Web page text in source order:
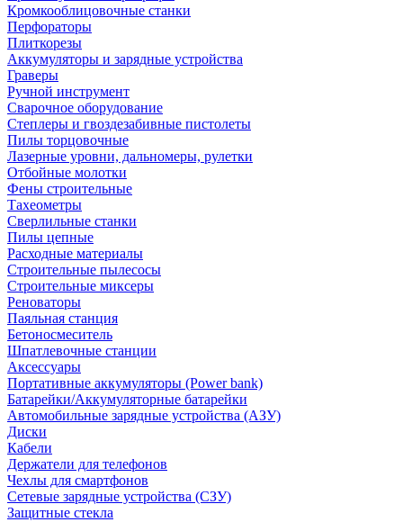
Кромкооблицовочные станки
Перфораторы
Плиткорезы
Аккумуляторы и зарядные устройства
Граверы
Ручной инструмент
Сварочное оборудование
Степлеры и гвоздезабивные пистолеты
Пилы торцовочные
Лазерные уровни, дальномеры, рулетки
Отбойные молотки
Фены строительные
Тахеометры
Сверлильные станки
Пилы цепные
Расходные материалы
Строительные пылесосы
Строительные миксеры
Реноваторы
Паяльная станция
Бетоносмеситель
Шпатлевочные станции
Аксессуары
Портативные аккумуляторы (Power bank)
Батарейки/Аккумуляторные батарейки
Автомобильные зарядные устройства (АЗУ)
Диски
Кабели
Держатели для телефонов
Чехлы для смартфонов
Сетевые зарядные устройства (СЗУ)
Защитные стекла